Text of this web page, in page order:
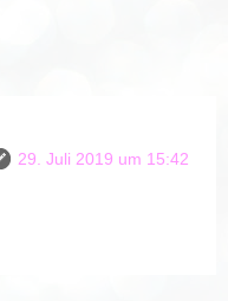
29. Juli 2019 um 15:42